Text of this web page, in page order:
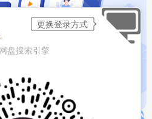
盘搜索引擎